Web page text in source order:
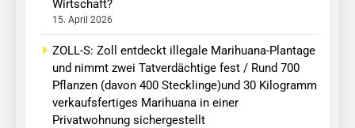
Wirtschaft?
15. April 2026
ZOLL-S: Zoll entdeckt illegale Marihuana-Plantage
und nimmt zwei Tatverdächtige fest / Rund 700
Pflanzen (davon 400 Stecklinge)und 30 Kilogramm
verkaufsfertiges Marihuana in einer
Privatwohnung sichergestellt